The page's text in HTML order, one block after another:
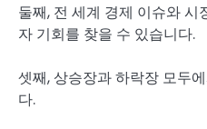
둘째, 전 세계 경제 이슈와
자 기회를 찾을 수 있습니다.
셋째, 상승장과 하락장 모두
다.